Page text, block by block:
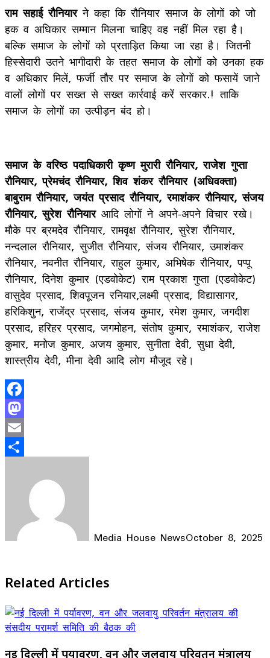
राम सहाई रौनियारने कहा कि रौनियार समाज के लोगों को जो
हक व अधिकार सम्मान मिलना चाहिए वह नहीं मिल रहा है।
बल्कि समाज के लोगों को प्रताड़ित किया जा रहा है। जितनी
हिस्सेदारी उतने भागीदारी के तहत समाज के लोगों को उनका हक
व अधिकार मिलें, फर्जी तौर पर समाज के लोगों को फसायें जाने
वालों लोगों पर सख्त से सख्त कार्रवाई करें सरकार.! ताकि
समाज के लोगों का उत्पीड़न बंद हो।
समाज के वरिष्ठ पदाधिकारी कृष्ण मुरारी रौनियार, राजेश गुप्ता
रौनियार, प्रेमचंद रौनियार, शिव शंकर रौनियार (अधिवक्ता)
बाबुराम रौनियार, जयंत प्रसाद रौनियार, रमाशंकर रौनियार, संजय
रौनियार, सुरेश रौनियारआदि लोगों ने अपने-अपने विचार रखे।
मौके पर ब्रमदेव रौनियार, रामवृक्ष रौनियार, सुरेश रौनियार,
नन्दलाल रौनियार, सुजीत रौनियार, संजय रौनियार, उमाशंकर
रौनियार, नवनीत रौनियार, राहुल कुमार, अभिषेक रौनियार, पप्पू
रौनियार, दिनेश कुमार (एडवोकेट) राम प्रकाश गुप्ता (एडवोकेट)
वासुदेव प्रसाद, शिवपूजन रनियार,लक्ष्मी प्रसाद, विद्यासागर,
हरिकिशुन, राजेंद्र प्रसाद, संजय कुमार, रमेश कुमार, जगदीश
प्रसाद, हरिहर प्रसाद, जगमोहन, संतोष कुमार, रमाशंकर, राजेश
कुमार, मनोज कुमार, अजय कुमार, सुनीता देवी, सुधा देवी,
शास्त्रीय देवी, मीना देवी आदि लोग मौजूद रहे।
Facebook
Mastodon
Email
Media House NewsOctober 8, 2025
Related Articles
नई दिल्ली में पर्यावरण, वन और जलवायु परिवर्तन मंत्रालय